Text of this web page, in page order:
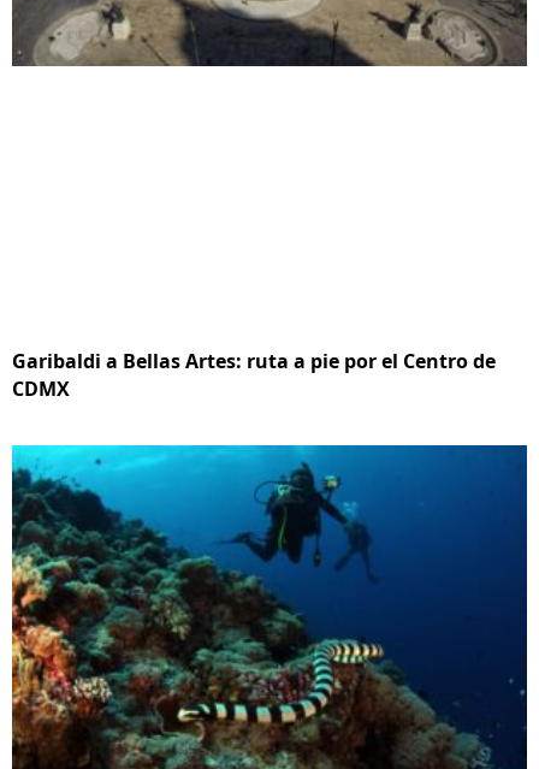
Garibaldi a Bellas Artes: ruta a pie por el Centro de
CDMX